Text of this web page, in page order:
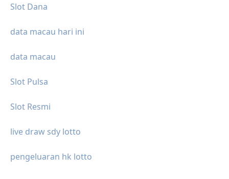
Slot Dana
data macau hari ini
data macau
Slot Pulsa
Slot Resmi
live draw sdy lotto
pengeluaran hk lotto